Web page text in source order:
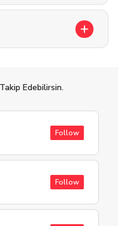
Edebilirsin.
Follow
Follow